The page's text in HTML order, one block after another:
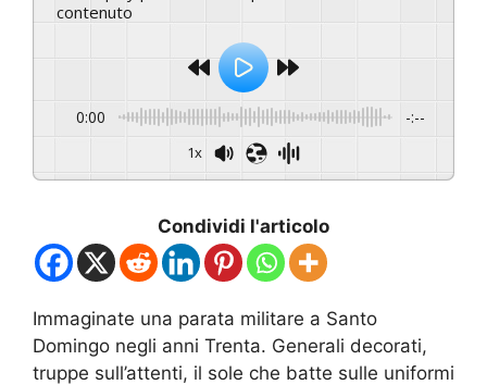
contenuto
0:00 -:--
1x
Condividi l'articolo
Immaginate una parata militare a Santo
Domingo negli anni Trenta. Generali decorati,
truppe sull’attenti, il sole che batte sulle uniformi